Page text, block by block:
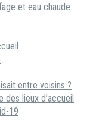
et eau chaude
entre voisins ?
des lieux d’accueil
19